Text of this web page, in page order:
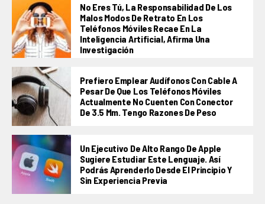
No Eres Tú, La Responsabilidad De Los
Malos Modos De Retrato En Los
Teléfonos Móviles Recae En La
Inteligencia Artificial, Afirma Una
Investigación
Prefiero Emplear Audífonos Con Cable A
Pesar De Que Los Teléfonos Móviles
Actualmente No Cuenten Con Conector
De 3.5 Mm. Tengo Razones De Peso
Un Ejecutivo De Alto Rango De Apple
Sugiere Estudiar Este Lenguaje. Así
Podrás Aprenderlo Desde El Principio Y
Sin Experiencia Previa